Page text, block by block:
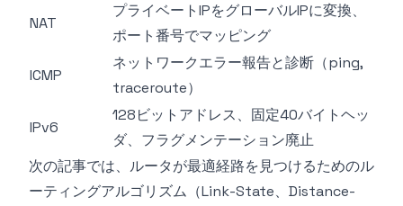
NAT
プライベートIPをグローバルIPに変換、
ポート番号でマッピング
ICMP
ネットワークエラー報告と診断（ping,
traceroute）
IPv6
128ビットアドレス、固定40バイトヘッ
ダ、フラグメンテーション廃止
次の記事では、ルータが最適経路を見つけるためのル
ーティングアルゴリズム（Link-State、Distance-